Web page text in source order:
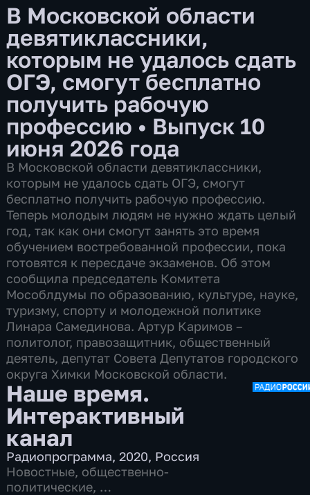
В Московской области
девятиклассники,
которым не удалось сдать
ОГЭ, смогут бесплатно
получить рабочую
профессию • Выпуск 10
июня 2026 года
В Московской области девятиклассники,
которым не удалось сдать ОГЭ, смогут
бесплатно получить рабочую профессию.
Теперь молодым людям не нужно ждать целый
год, так как они смогут занять это время
обучением востребованной профессии, пока
готовятся к пересдаче экзаменов. Об этом
сообщила председатель Комитета
Мособлдумы по образованию, культуре, науке,
туризму, спорту и молодежной политике
Линара Самединова. Артур Каримов –
политолог, правозащитник, общественный
деятель, депутат Совета Депутатов городского
округа Химки Московской области.
Наше время.
Интерактивный
канал
Радиопрограмма,2020, Россия
Новостные, общественно-
политические,